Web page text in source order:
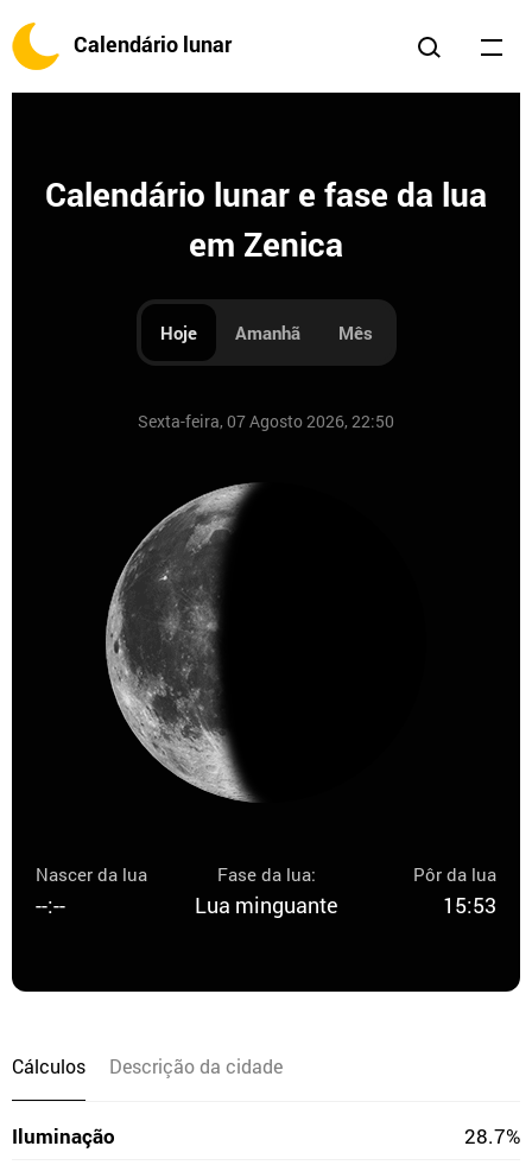
Calendário lunar
Calendário lunar e fase da lua
em Zenica
Hoje Amanhã Mês
Sexta-feira, 07 Agosto 2026, 22:50
Nascer da lua
--:--
Fase da lua:
Lua minguante
Pôr da lua
15:53
Cálculos Descrição da cidade
Iluminação
28.7%